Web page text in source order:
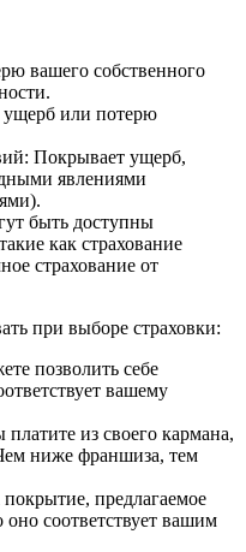
вашего собственного
ущерб или потерю
Покрывает ущерб,
явлениями
быть доступны
как страхование
страхование от
при выборе страховки:
позволить себе
вашему
из своего кармана,
ниже франшиза, тем
предлагаемое
соответствует вашим